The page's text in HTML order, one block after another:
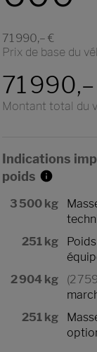
71 990,– €
Prix de base du
71
Montant total du
Indications
poids
3 500 kg
251 kg
2 904 kg (2
251 kg